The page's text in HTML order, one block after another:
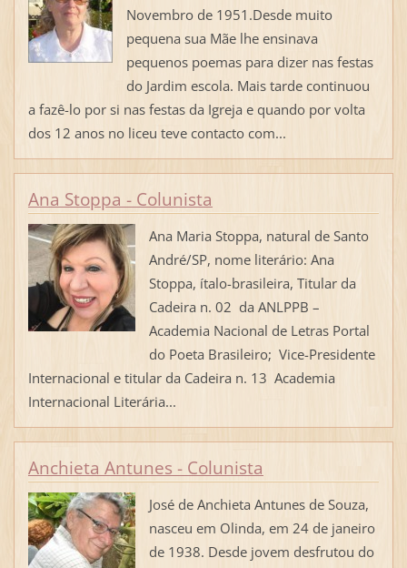
Novembro de 1951.Desde muito
pequena sua Mãe lhe ensinava
pequenos poemas para dizer nas festas
do Jardim escola. Mais tarde continuou
a fazê-lo por si nas festas da Igreja e quando por volta
dos 12 anos no liceu teve contacto com...
Ana Stoppa - Colunista
Ana Maria Stoppa, natural de Santo
André/SP, nome literário: Ana
Stoppa, ítalo-brasileira, Titular da
Cadeira n. 02 da ANLPPB –
Academia Nacional de Letras Portal
do Poeta Brasileiro; Vice-Presidente
Internacional e titular da Cadeira n. 13 Academia
Internacional Literária...
Anchieta Antunes - Colunista
José de Anchieta Antunes de Souza,
nasceu em Olinda, em 24 de janeiro
de 1938. Desde jovem desfrutou do